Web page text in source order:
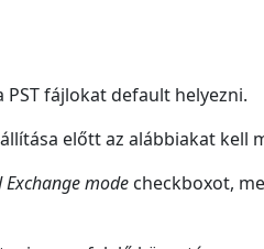
fájlokat default helyezni.
előtt az alábbiakat kell
Exchange mode checkboxot,